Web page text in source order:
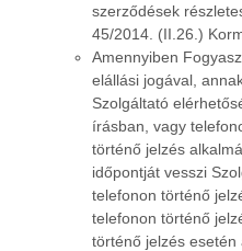
szerződések
45/2014. (II.26.)
Amennyiben
elállási jogával,
Szolgáltató
írásban, vagy
történő jelzés
időpontját vesszi
telefonon történő
telefonon történő
történő jelzés esetén